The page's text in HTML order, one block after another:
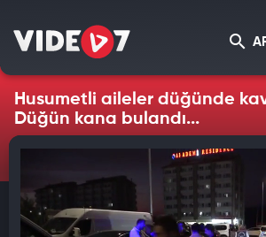
Husumetli aileler düğünde
Düğün kana bulandı...